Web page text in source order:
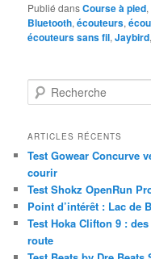
Publié dansCourse à pied,
Bluetooth,écouteurs,
écouteurs sans fil,Jaybird
e
h
r
c
h
e
ARTICLES RÉCENTS
Test Gowear Concurve
courir
Test Shokz OpenRun
Point d’intérêt : Lac de
Test Hoka Clifton 9 :
route